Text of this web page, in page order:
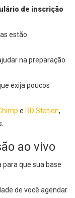
de inscrição
estão
na preparação
exija poucos
e RD Station,
ao vivo
para que sua base
de você agendar